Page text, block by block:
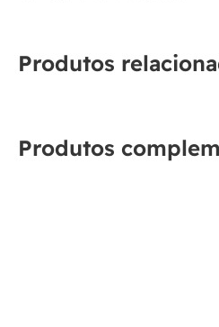
Produtos
Produtos